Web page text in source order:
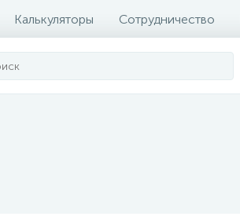
Калькуляторы Сотрудничество